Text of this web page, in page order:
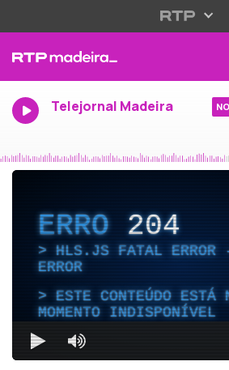
Telejornal Madeira
ERRO204
HLS.JS FATAL ERROR -
ERROR
ESTE CONTEÚDO ESTÁ
MOMENTO INDISPONÍVEL